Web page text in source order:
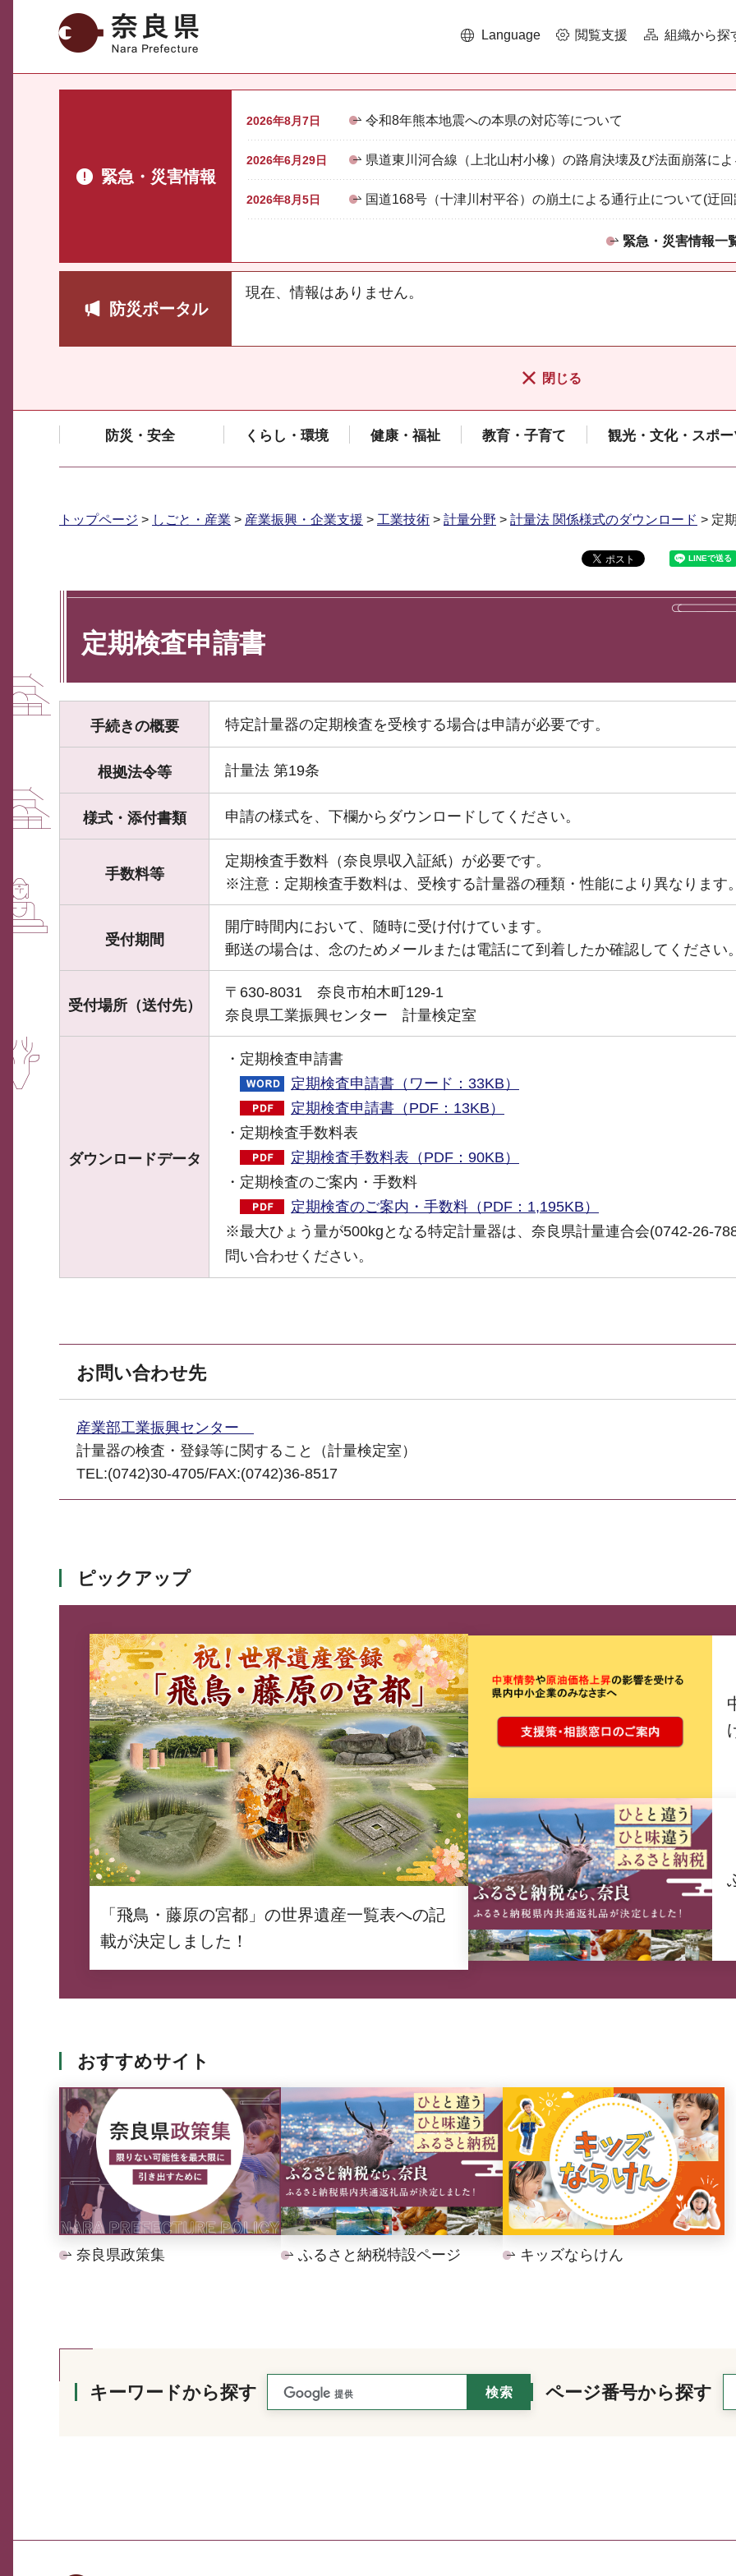
奈良県 Language 閲覧支援 組織から探
緊急・災害情報
2026年8月7日 令和8年熊本地震への本県の対応等について
2026年6月29日 県道東川河合線（上北山村小橡）の路肩決壊及び法面崩落に
2026年8月5日 国道168号（十津川村平谷）の崩土による通行止について(迂
緊急・災害情報一
防災ポータル
現在、情報はありません。
閉じる
防災・安全 くらし・環境 健康・福祉 教育・子育て 観光・文化・スポー
トップページ > しごと・産業 > 産業振興・企業支援 > 工業技術 > 計量分野 > 計量法 関係様式のダウンロード > 定
定期検査申請書
手続きの概要 特定計量器の定期検査を受検する場合は申請が必要です。
根拠法令等 計量法 第19条
様式・添付書類 申請の様式を、下欄からダウンロードしてください。
手数料等
定期検査手数料（奈良県収入証紙）が必要です。
※注意：定期検査手数料は、受検する計量器の種類・性能により異なります
受付期間
開庁時間内において、随時に受け付けています。
郵送の場合は、念のためメールまたは電話にて到着したか確認してください
受付場所（送付先）
〒630-8031 奈良市柏木町129-1
奈良県工業振興センター 計量検定室
ダウンロードデータ
・定期検査申請書
定期検査申請書（ワード：33KB）
定期検査申請書（PDF：13KB）
・定期検査手数料表
定期検査手数料表（PDF：90KB）
・定期検査のご案内・手数料
定期検査のご案内・手数料（PDF：1,195KB）
※最大ひょう量が500kgとなる特定計量器は、奈良県計量連合会(0742-26-
問い合わせください。
お問い合わせ先
産業部工業振興センター
計量器の検査・登録等に関すること（計量検定室）
TEL:(0742)30-4705/FAX:(0742)36-8517
ピックアップ
「飛鳥・藤原の宮都」の世界遺産一覧表への記
載が決定しました！
おすすめサイト
奈良県政策集 ふるさと納税特設ページ キッズならけん
キーワードから探す ページ番号から探す